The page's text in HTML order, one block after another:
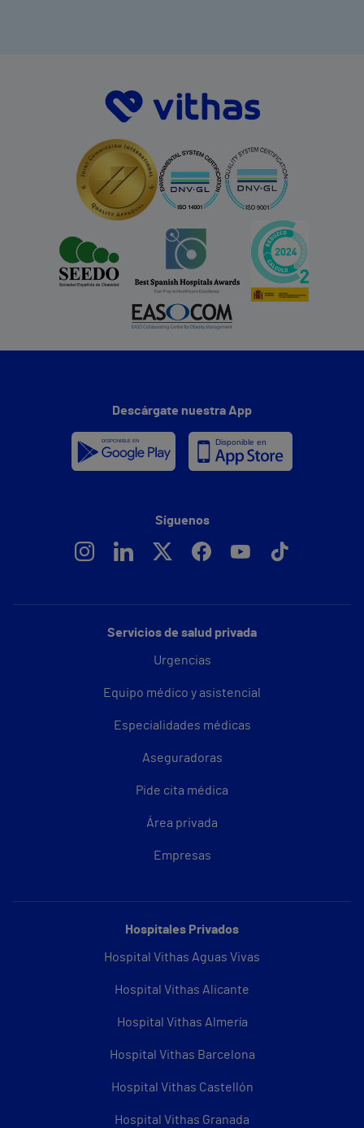
Servicios de salud privada
Urgencias
Equipo médico y asistencial
Especialidades médicas
Aseguradoras
Pide cita médica
Área privada
Empresas
Hospitales Privados
Hospital Vithas Aguas Vivas
Hospital Vithas Alicante
Hospital Vithas Almería
Hospital Vithas Barcelona
Hospital Vithas Castellón
Hospital Vithas Granada
Descárgate nuestra App
Síguenos